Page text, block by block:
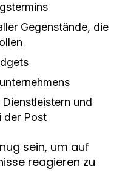
Gegenstände, die
und
der Post
sein, um auf
reagieren zu